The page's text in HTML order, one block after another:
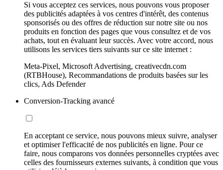
Si vous acceptez ces services, nous pouvons vous proposer
des publicités adaptées à vos centres d'intérêt, des contenus
sponsorisés ou des offres de réduction sur notre site ou nos
produits en fonction des pages que vous consultez et de vos
achats, tout en évaluant leur succès. Avec votre accord, nous
utilisons les services tiers suivants sur ce site internet :
Meta-Pixel, Microsoft Advertising, creativecdn.com
(RTBHouse), Recommandations de produits basées sur les
clics, Ads Defender
Conversion-Tracking avancé
En acceptant ce service, nous pouvons mieux suivre, analyser
et optimiser l'efficacité de nos publicités en ligne. Pour ce
faire, nous comparons vos données personnelles cryptées avec
celles des fournisseurs externes suivants, à condition que vous